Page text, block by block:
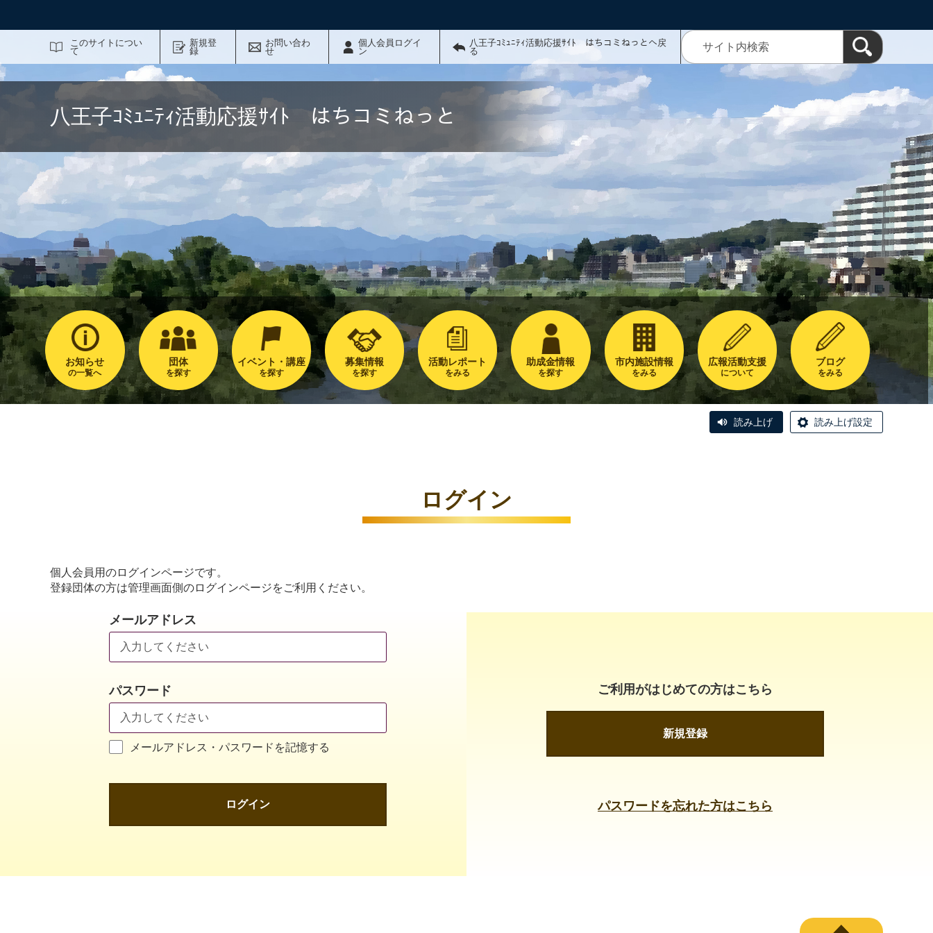
このサイトについ
て
新規登
録
お問い合わ
せ
個人会員ログイ
ン
八王子ｺﾐｭﾆﾃｨ活動応援ｻｲﾄ はちコミねっとへ戻
る
八王子ｺﾐｭﾆﾃｨ活動応援ｻｲﾄ はちコミねっと
お知らせ
の一覧へ
団体
を探す
イベント・講座
を探す
募集情報
を探す
活動レポート
をみる
助成金情報
を探す
市内施設情報
をみる
広報活動支援
について
ブログ
をみる
読み上げ 読み上げ設定
ログイン
個人会員用のログインページです。
登録団体の方は管理画面側のログインページをご利用ください。
メールアドレス
パスワード
メールアドレス・パスワードを記憶する
ログイン
ご利用がはじめての方はこちら
新規登録
パスワードを忘れた方はこちら